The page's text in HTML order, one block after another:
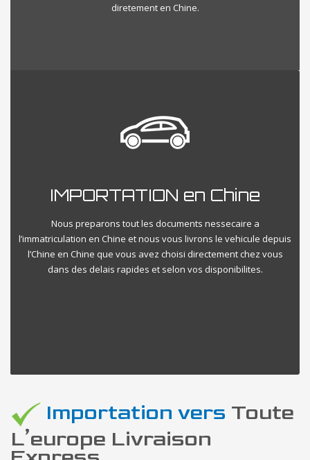
diretement en Chine.
IMPORTATION en Chine
Nous preparons tout les documents nessecaire a
l’immatriculation en Chine et nous vous livrons le vehicule depuis
l’Chine en Chine que vous avez choisi directement chez vous
dans des delais rapides et selon vos disponibilites.
Importation vers Toute
L’europe Livraison